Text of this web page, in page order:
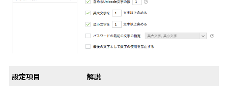
設定項目 解説